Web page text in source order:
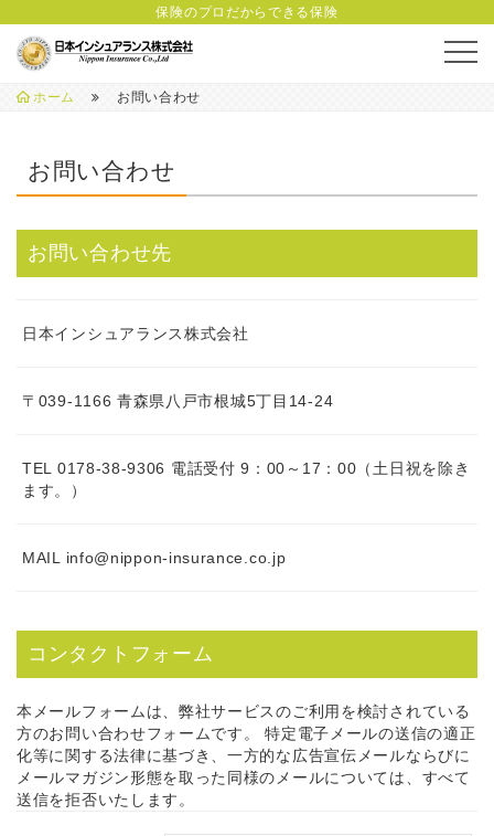
保険のプロだからできる保険
会社概要
ホーム お問い合わせ
お問い合わせ
お問い合わせ先
日本インシュアランス株式会社
〒039-1166 青森県八戸市根城5丁目14-24
TEL 0178-38-9306 電話受付 9：00～17：00（土日祝を除き
ます。）
MAIL info@nippon-insurance.co.jp
コンタクトフォーム
本メールフォームは、弊社サービスのご利用を検討されている
方のお問い合わせフォームです。 特定電子メールの送信の適正
化等に関する法律に基づき、一方的な広告宣伝メールならびに
メールマガジン形態を取った同様のメールについては、すべて
送信を拒否いたします。